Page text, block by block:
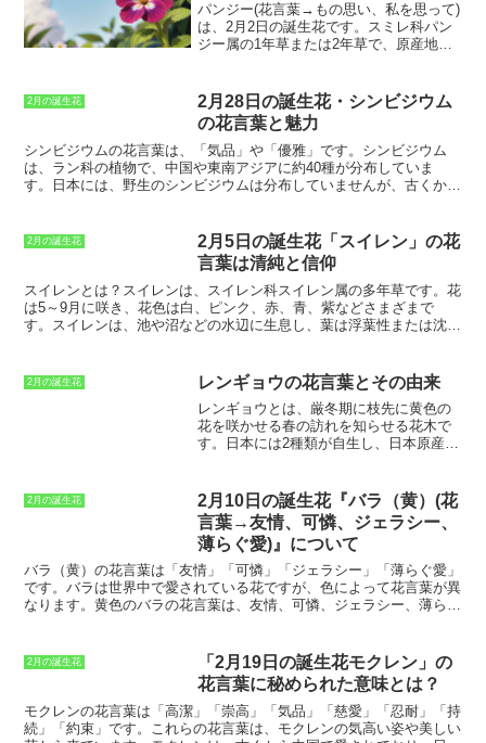
パンジー(花言葉→もの思い、私を思って)
は、2月2日の誕生花です。スミレ科パン
ジー属の1年草または2年草で、原産地は
す。花色は青、紫、白、黄色などがあ
り、花弁は5枚です。パンジーは、日当た
りの良い場所を好みます。水やりは、土
の表面が乾いたらたっぷりと与えます。
肥料は、生育期に緩効性化成肥料を月に1
回程度与えるとよいでしょう。パンジー
注意が必要です。
2月の誕生花
2月28日の誕生花・シンビジウム
の花言葉と魅力
シンビジウムの花言葉は、「気品」や「優雅」です。シンビジウム
は、ラン科の植物で、中国や東南アジアに約40種が分布していま
す。日本には、野生のシンビジウムは分布していませんが、古くから
ク、赤、黄、紫など様々な色があります。シンビジウムは、花もちが
良く、1カ月以上も楽しむことができます。また、シンビジウムは、
比較的育てやすい植物で、初心者でも簡単に栽培することができま
す。シンビジウムは、「気品」や「優雅」という花言葉を持つことか
ら、プレゼントとしても人気があります。シンビジウムの花をプレゼ
ントすると、「あなたの気品と優雅さを称賛します」という意味を伝
2月の誕生花
2月5日の誕生花「スイレン」の花
言葉は清純と信仰
スイレンとは？ スイレンは、スイレン科スイレン属の多年草です。花
は5～9月に咲き、花色は白、ピンク、赤、青、紫などさまざまで
す。スイレンは、池や沼などの水辺に生息し、葉は浮葉性または沈水
レゼントや贈り物として最適です。また、スイレンは、水辺を彩る美
しい花として、多くの人々に愛されています。
2月の誕生花 レンギョウの花言葉とその由来
レンギョウ とは、厳冬期に枝先に黄色の
花を咲かせる春の訪れを知らせる花木で
す。日本には2種類が自生し、日本原産の
の丘陵や山地に分布しています。レンギ
ョウは高さ1～3メートルほどの落葉低木
で、葉は互生し、葉身は卵形または楕円
形で、縁には鋸歯があります。花は枝先
に総状花序をなし、黄色の蝶形花が多数
咲きます。花期は3～4月で、開花時期に
は鮮やかな黄色の花を咲かせ、辺り一面
を明るく彩ります。 レンギョウ
は、その
り、平安時代の歌集『古今和歌集』にも
その名が詠まれています。また、レンギ
ョウの花は、薬用として用いられること
もあり、咳や痰を抑える効果があると言
われています。
2月の誕生花
2月10日の誕生花『バラ（黄）(花
言葉→友情、可憐、ジェラシー、
薄らぐ愛)』について
バラ（黄）の花言葉は「友情」「可憐」「ジェラシー」「薄らぐ愛」
です。バラは世界中で愛されている花ですが、色によって花言葉が異
なります。黄色のバラの花言葉は、友情、可憐、ジェラシー、薄らぐ
ます。ジェラシーは、バラのトゲが鋭く、人を傷つける可能性がある
ことに由来しています。薄らぐ愛は、バラの花が散りやすいことに由
来しています。 バラはギリシャ神話のアフロディーテ（美と愛と豊
穣の女神）、ローマ神話のウェヌス（美と愛と豊穣の女神）に愛され
た花でもあり、花言葉にはそのような意味が込められているのかもし
2月の誕生花
「2月19日の誕生花モクレン」の
花言葉に秘められた意味とは？
モクレンの花言葉は「高潔」「崇高」「気品」「慈愛」「忍耐」「持
続」「約束」です。これらの花言葉は、モクレンの気高い姿や美しい